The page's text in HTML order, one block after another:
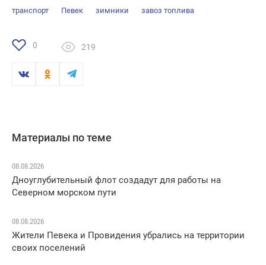
транспорт Певек зимники завоз топлива
0 219
Материалы по теме
08.08.2026
Дноуглубительный флот создадут для работы на
Северном морском пути
08.08.2026
Жители Певека и Провидения убрались на территории
своих поселений